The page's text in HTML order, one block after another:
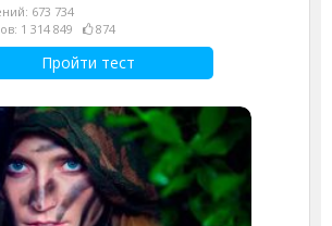
673 734
1 314 849
874
Пройти тест